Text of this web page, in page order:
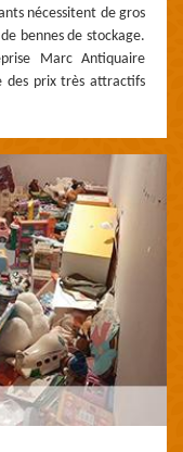
nécessitent de gros
bennes de stockage.
Marc Antiquaire
des prix très attractifs